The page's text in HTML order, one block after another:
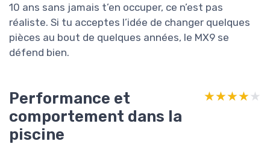
10 ans sans jamais t’en occuper, ce n’est pas
réaliste. Si tu acceptes l’idée de changer quelques
pièces au bout de quelques années, le MX9 se
défend bien.
Performance et
comportement dans la
piscine
★★★★★
★★★★★